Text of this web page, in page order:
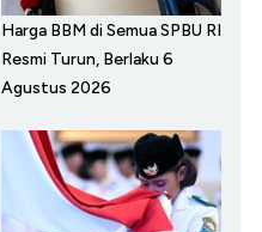
Harga BBM di Semua SPBU RI
Resmi Turun, Berlaku 6
Agustus 2026